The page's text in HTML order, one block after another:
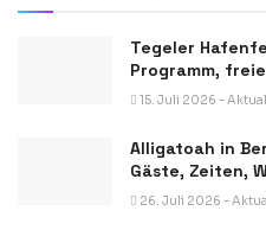
Tegeler
Programm,
15. Juli 2026 -
Alligatoah in
Gäste, Zeiten,
26. Juli 2026 -